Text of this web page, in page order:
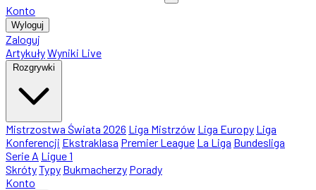
Konto
Wyloguj
Zaloguj
ArtykułyWyniki Live
Rozgrywki
Mistrzostwa Świata 2026 Liga Mistrzów Liga Europy Liga
Konferencji Ekstraklasa Premier League La Liga Bundesliga
Serie A Ligue 1
SkrótyTypy Bukmacherzy Porady
Konto